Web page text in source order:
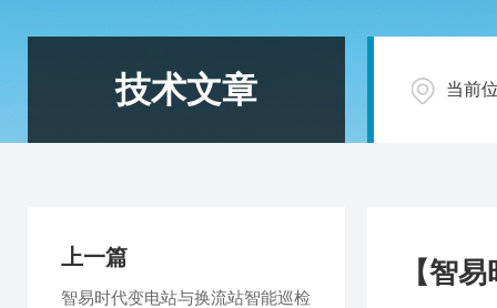
技术文章 当前
【智
上一篇
智易时代变电站与换流站智能巡检